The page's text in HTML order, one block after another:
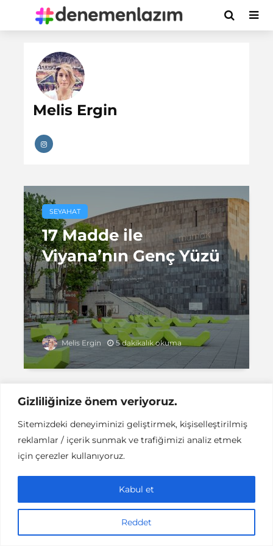
Gizliliğinize önem veriyoruz.
Sitemizdeki deneyiminizi geliştirmek, kişiselleştirilmiş
reklamlar / içerik sunmak ve trafiğimizi analiz etmek
için çerezler kullanıyoruz.
Reddet
Kabul et
Melis Ergin
SEYAHAT
17 Madde ile
Viyana’nın Genç Yüzü
Melis Ergin 5 dakikalık okuma
Instant DCPC © Her Hakkı Saklıdır |İLETİŞİM
This work is licensed under aCreative
Commons Attribution-NonCommercial-NoDerivatives 4.0